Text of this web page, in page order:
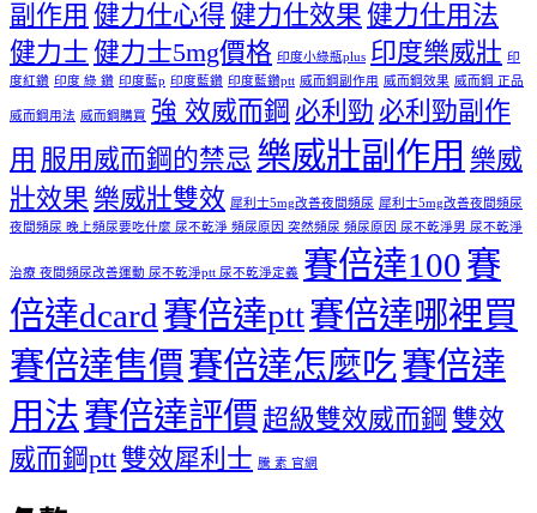
副作用 健力仕心得 健力仕效果 健力仕用法
健力士 健力士5mg價格 印度小綠瓶plus 印度樂威壯 印
度紅鑽 印度 綠 鑽 印度藍p 印度藍鑽 印度藍鑽ptt 威而鋼副作用 威而鋼效果 威而鋼 正品
威而鋼用法 威而鋼購買 強 效威而鋼 必利勁 必利勁副作
用 服用威而鋼的禁忌 樂威壯副作用 樂威
壯效果 樂威壯雙效 犀利士5mg改善夜間頻尿 犀利士5mg改善夜間頻尿
夜間頻尿 晚上頻尿要吃什麼 尿不乾淨 頻尿原因 突然頻尿 頻尿原因 尿不乾淨男 尿不乾淨
治療 夜間頻尿改善運動 尿不乾淨ptt 尿不乾淨定義 賽倍達100賽
倍達dcard 賽倍達ptt賽倍達哪裡買
賽倍達售價 賽倍達怎麼吃賽倍達
用法賽倍達評價 超級雙效威而鋼 雙效
威而鋼ptt 雙效犀利士 騰 素 官網